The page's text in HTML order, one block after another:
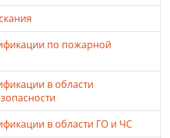
по пожарной
в области
в области ГО и ЧС